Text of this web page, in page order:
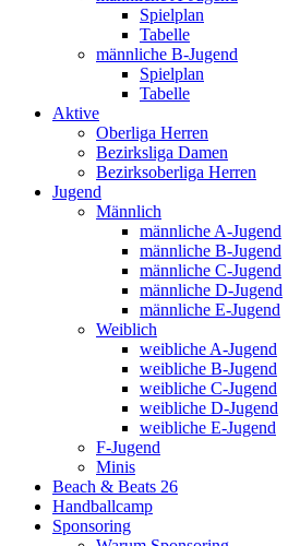
Spielplan
Tabelle
männliche B-Jugend
Spielplan
Tabelle
Aktive
Oberliga Herren
Bezirksliga Damen
Bezirksoberliga Herren
Jugend
Männlich
männliche A-Jugend
männliche B-Jugend
männliche C-Jugend
männliche D-Jugend
männliche E-Jugend
Weiblich
weibliche A-Jugend
weibliche B-Jugend
weibliche C-Jugend
weibliche D-Jugend
weibliche E-Jugend
F-Jugend
Minis
Beach & Beats 26
Handballcamp
Sponsoring